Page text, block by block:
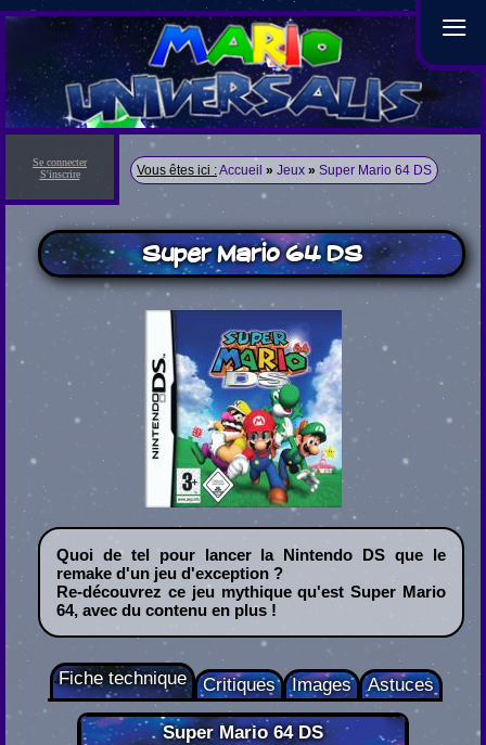
≡
Se connecter
S'inscrire
Vous êtes ici :Accueil » Jeux » Super Mario 64 DS
Super Mario 64 DS
Quoi de tel pour lancer la Nintendo DS que le
remake d'un jeu d'exception ?
Re-découvrez ce jeu mythique qu'est Super Mario
64, avec du contenu en plus !
Super Mario 64 DS
Fiche technique Critiques Images Astuces